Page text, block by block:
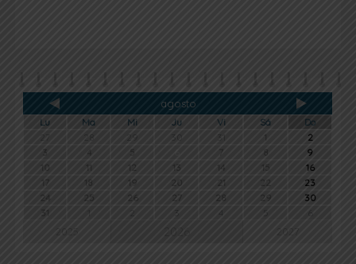
agosto
Lu Ma Mi Ju Vi Sá
Do
27
28 29 30 31 1
2
3
4 5 7 8
9
10
11 12 13 14 15
16
17
18 19 20 21 22
23
24
25 26 27 28 29
30
31
2 3 4 5 6